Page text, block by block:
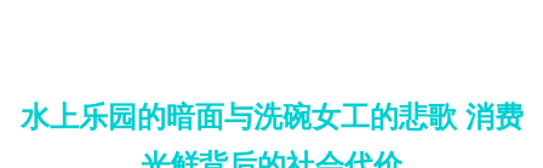
水上乐园的暗面与洗碗女工的悲歌 消费